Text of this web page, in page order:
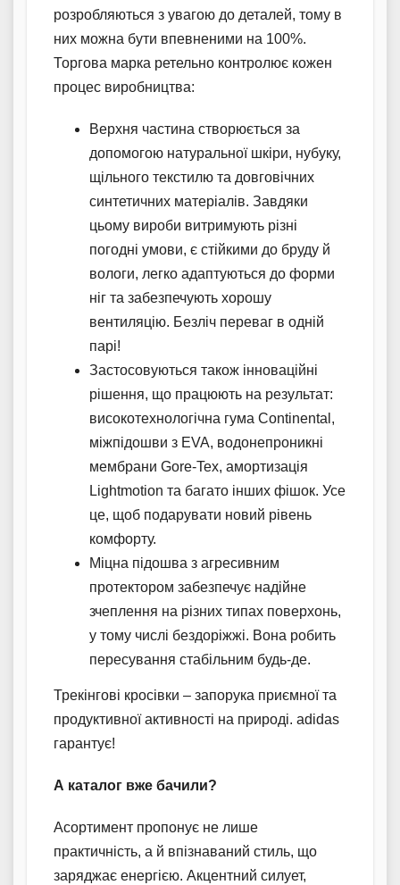
розробляються з увагою до деталей, тому в
них можна бути впевненими на 100%.
Торгова марка ретельно контролює кожен
процес виробництва:
Верхня частина створюється за
допомогою натуральної шкіри, нубуку,
щільного текстилю та довговічних
синтетичних матеріалів. Завдяки
цьому вироби витримують різні
погодні умови, є стійкими до бруду й
вологи, легко адаптуються до форми
ніг та забезпечують хорошу
вентиляцію. Безліч переваг в одній
парі!
Застосовуються також інноваційні
рішення, що працюють на результат:
високотехнологічна гума Continental,
міжпідошви з EVA, водонепроникні
мембрани Gore-Tex, амортизація
Lightmotion та багато інших фішок. Усе
це, щоб подарувати новий рівень
комфорту.
Міцна підошва з агресивним
протектором забезпечує надійне
зчеплення на різних типах поверхонь,
у тому числі бездоріжжі. Вона робить
пересування стабільним будь-де.
Трекінгові кросівки – запорука приємної та
продуктивної активності на природі. adidas
гарантує!
А каталог вже бачили?
Асортимент пропонує не лише
практичність, а й впізнаваний стиль, що
заряджає енергією. Акцентний силует,